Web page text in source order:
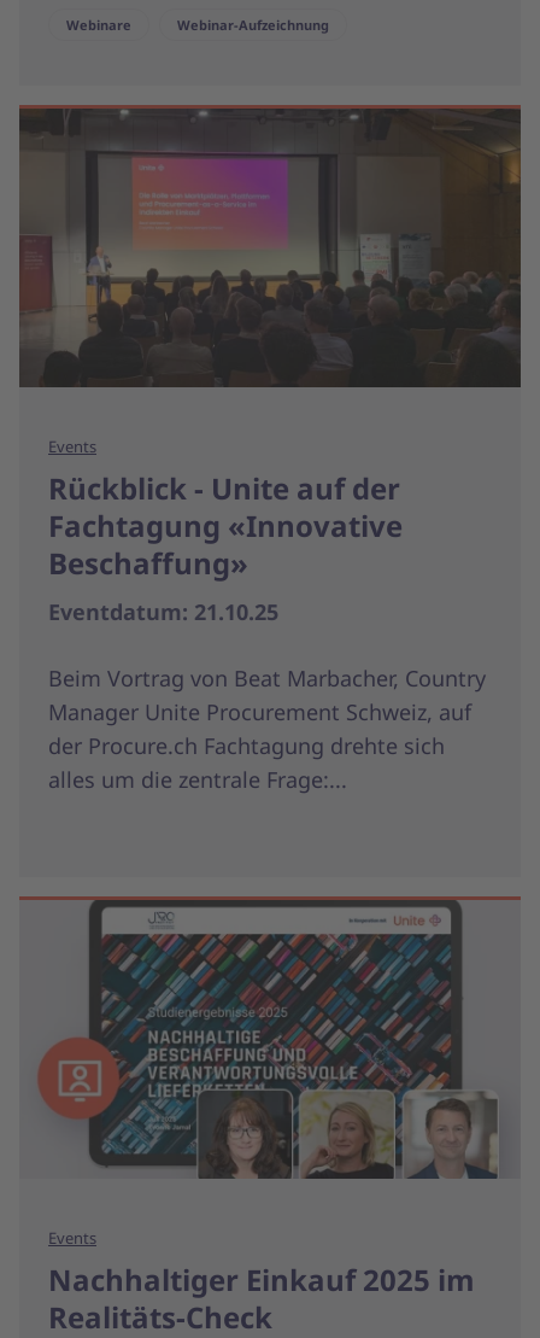
Webinare Webinar-Aufzeichnung
Events
Rückblick - Unite auf der
Fachtagung «Innovative
Beschaffung»
Eventdatum: 21.10.25
Beim Vortrag von Beat Marbacher, Country
Manager Unite Procurement Schweiz, auf
der Procure.ch Fachtagung drehte sich
alles um die zentrale Frage:...
Events
Nachhaltiger Einkauf 2025 im
Realitäts-Check